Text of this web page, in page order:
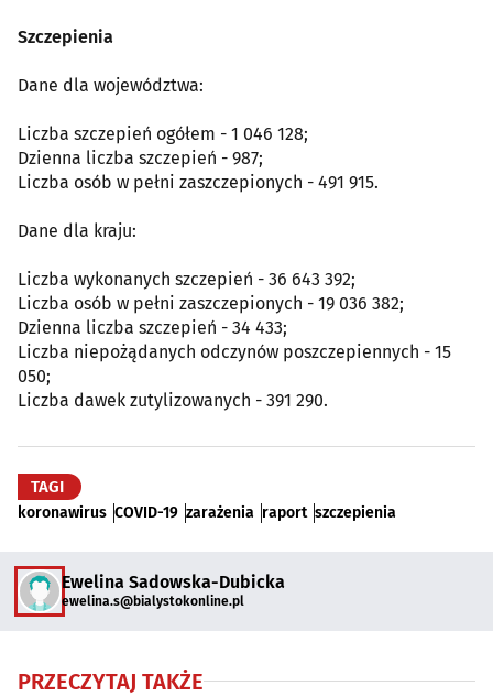
Szczepienia
Dane dla województwa:
Liczba szczepień ogółem - 1 046 128;
Dzienna liczba szczepień - 987;
Liczba osób w pełni zaszczepionych - 491 915.
Dane dla kraju:
Liczba wykonanych szczepień - 36 643 392;
Liczba osób w pełni zaszczepionych - 19 036 382;
Dzienna liczba szczepień - 34 433;
Liczba niepożądanych odczynów poszczepiennych - 15
050;
Liczba dawek zutylizowanych - 391 290.
TAGI
koronawirus COVID-19 zarażenia raport szczepienia
Ewelina Sadowska-Dubicka
ewelina.s@bialystokonline.pl
PRZECZYTAJ TAKŻE